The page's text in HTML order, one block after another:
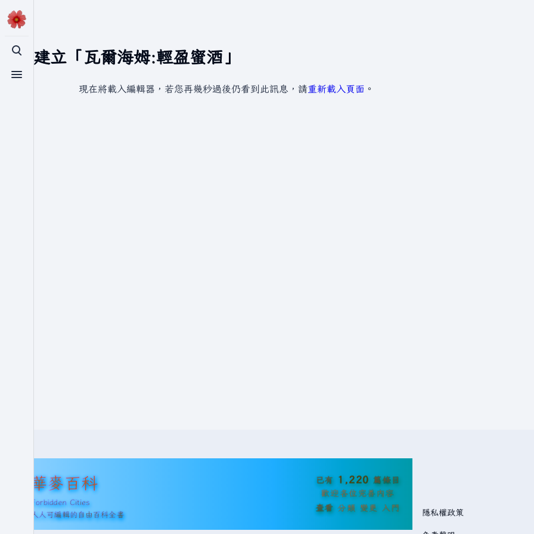
切換搜尋
切換選單
正在建立「瓦爾海姆:輕盈蜜酒」
現在將載入編輯器，若您再幾秒過後仍看到此訊息，請重新載入頁面 。
華麥百科
Forbidden Cities
人人可編輯的自由百科全書
已有 1,220 篇條目
歡迎各位完善內容
查看分類 變更 入門 隱私權政策